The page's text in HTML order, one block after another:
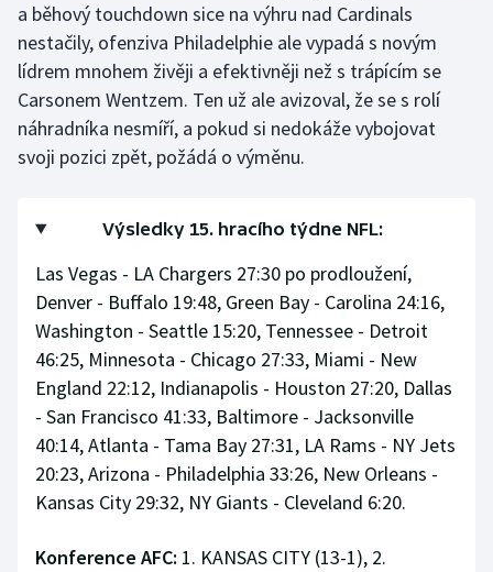
a běhový touchdown sice na výhru nad Cardinals
nestačily, ofenziva Philadelphie ale vypadá s novým
lídrem mnohem živěji a efektivněji než s trápícím se
Carsonem Wentzem. Ten už ale avizoval, že se s rolí
náhradníka nesmíří, a pokud si nedokáže vybojovat
svoji pozici zpět, požádá o výměnu.
Výsledky 15. hracího týdne NFL:
Las Vegas - LA Chargers 27:30 po prodloužení,
Denver - Buffalo 19:48, Green Bay - Carolina 24:16,
Washington - Seattle 15:20, Tennessee - Detroit
46:25, Minnesota - Chicago 27:33, Miami - New
England 22:12, Indianapolis - Houston 27:20, Dallas
- San Francisco 41:33, Baltimore - Jacksonville
40:14, Atlanta - Tama Bay 27:31, LA Rams - NY Jets
20:23, Arizona - Philadelphia 33:26, New Orleans -
Kansas City 29:32, NY Giants - Cleveland 6:20.
Konference AFC: 1. KANSAS CITY (13-1), 2.